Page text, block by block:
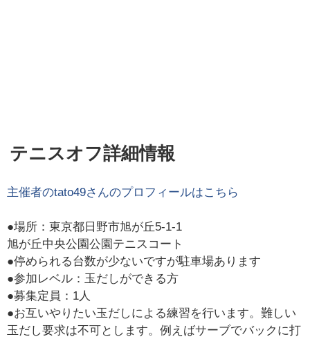
テニスオフ詳細情報
主催者のtato49さんのプロフィールはこちら
●場所：東京都日野市旭が丘5-1-1
旭が丘中央公園公園テニスコート
●停められる台数が少ないですが駐車場あります
●参加レベル：玉だしができる方
●募集定員：1人
●お互いやりたい玉だしによる練習を行います。難しい
玉だし要求は不可とします。例えばサーブでバックに打